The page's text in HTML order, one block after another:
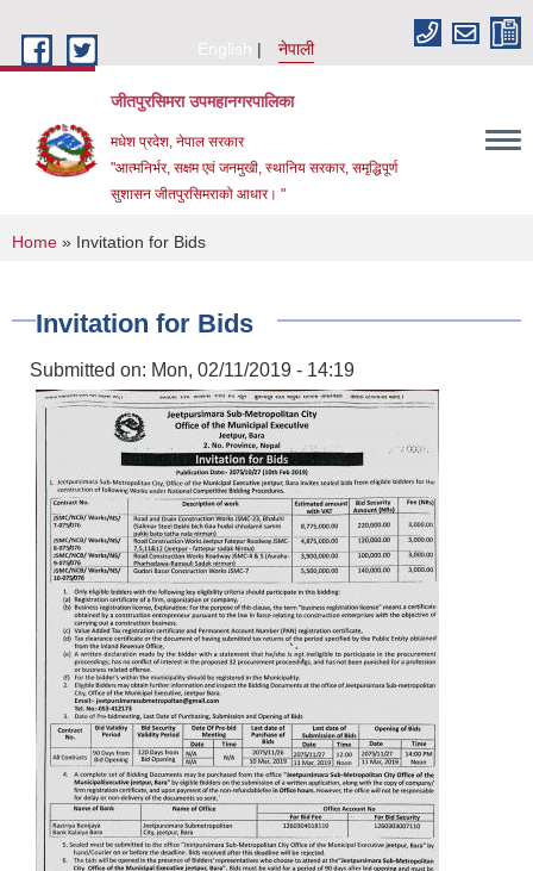
English
नेपाली
जीतपुरसिमरा उपमहानगरपालिका
मधेश प्रदेश, नेपाल सरकार
"आत्मनिर्भर, सक्षम एवं जनमुखी, स्थानिय सरकार, समृद्धिपूर्ण
सुशासन जीतपुरसिमराको आधार। "
You are here
Home » Invitation for Bids
Invitation for Bids
Submitted on: Mon, 02/11/2019 - 14:19